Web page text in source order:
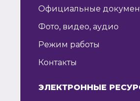
Официальные
Фото, видео, аудио
Режим работы
Контакты
ЭЛЕКТРОННЫЕ